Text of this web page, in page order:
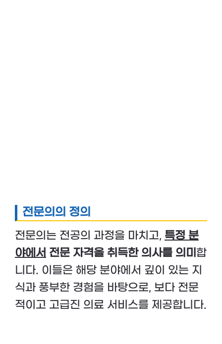
전문의의 정의
전문의는 전공의 과정을 마치고, 특정 분
야에서 전문 자격을 취득한 의사를 의미 합
니다. 이들은 해당 분야에서 깊이 있는 지
식과 풍부한 경험을 바탕으로, 보다 전문
적이고 고급진 의료 서비스를 제공합니다.